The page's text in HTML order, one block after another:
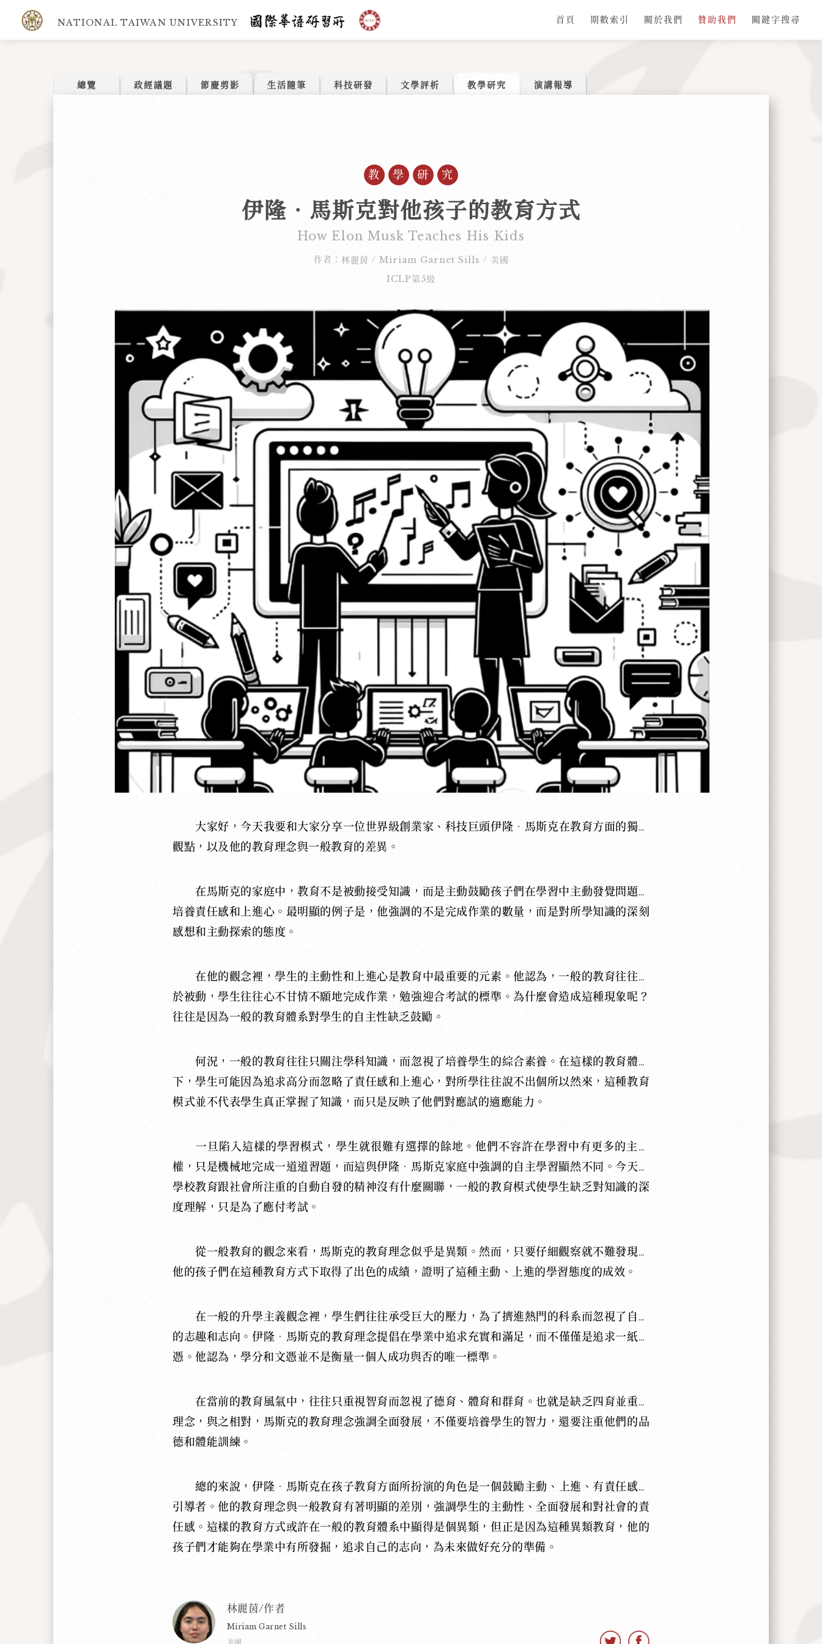
NATIONAL TAIWAN UNIVERSITY 首頁 期數索引 關於我們 贊助我們 關鍵字搜尋
總覽 政經議題 節慶剪影 生活隨筆 科技研發 文學評析 教學研究 演講報導
教學研究
伊隆‧馬斯克對他孩子的教育方式
How Elon Musk Teaches His Kids
作者： 林麗茵 / Miriam Garnet Sills / 美國
ICLP第5級
大家好，今天我要和大家分享一位世界級創業家、科技巨頭伊隆 ‧ 馬斯克在教育方面的獨特
觀點，以及他的教育理念與一般教育的差異。
在馬斯克的家庭中，教育不是被動接受知識，而是主動鼓勵孩子們在學習中主動發覺問題，
培養責任感和上進心。最明顯的例子是，他強調的不是完成作業的數量，而是對所學知識的深刻
感想和主動探索的態度。
在他的觀念裡，學生的主動性和上進心是教育中最重要的元素。他認為，一般的教育往往過
於被動，學生往往心不甘情不願地完成作業，勉強迎合考試的標準。為什麼會造成這種現象呢？
往往是因為一般的教育體系對學生的自主性缺乏鼓勵。
何況，一般的教育往往只關注學科知識，而忽視了培養學生的綜合素養。在這樣的教育體系
下，學生可能因為追求高分而忽略了責任感和上進心，對所學往往說不出個所以然來，這種教育
模式並不代表學生真正掌握了知識，而只是反映了他們對應試的適應能力。
一旦陷入這樣的學習模式，學生就很難有選擇的餘地。他們不容許在學習中有更多的主動
權，只是機械地完成一道道習題，而這與伊隆 ‧ 馬斯克家庭中強調的自主學習顯然不同。今天的
學校教育跟社會所注重的自動自發的精神沒有什麼關聯，一般的教育模式使學生缺乏對知識的深
度理解，只是為了應付考試。
從一般教育的觀念來看，馬斯克的教育理念似乎是異類。然而，只要仔細觀察就不難發現，
他的孩子們在這種教育方式下取得了出色的成績，證明了這種主動、上進的學習態度的成效。
在一般的升學主義觀念裡，學生們往往承受巨大的壓力，為了擠進熱門的科系而忽視了自己
的志趣和志向。伊隆 ‧ 馬斯克的教育理念提倡在學業中追求充實和滿足，而不僅僅是追求一紙文
憑。他認為，學分和文憑並不是衡量一個人成功與否的唯一標準。
在當前的教育風氣中，往往只重視智育而忽視了德育、體育和群育。也就是缺乏四育並重的
理念，與之相對，馬斯克的教育理念強調全面發展，不僅要培養學生的智力，還要注重他們的品
德和體能訓練。
總的來說，伊隆 ‧ 馬斯克在孩子教育方面所扮演的角色是一個鼓勵主動、上進、有責任感的
引導者。他的教育理念與一般教育有著明顯的差別，強調學生的主動性、全面發展和對社會的責
任感。這樣的教育方式或許在一般的教育體系中顯得是個異類，但正是因為這種異類教育，他的
孩子們才能夠在學業中有所發掘，追求自己的志向，為未來做好充分的準備。
林麗茵/作者
Miriam Garnet Sills